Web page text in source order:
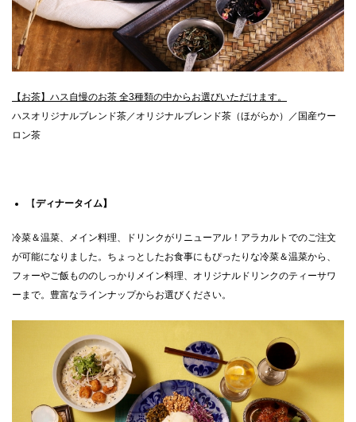
【お茶】ハス自慢のお茶 全3種類の中からお選びいただけます。
ハスオリジナルブレンド茶／オリジナルブレンド茶（ほがらか）／国産ウー
ロン茶
【ディナータイム】
冷菜＆温菜、メイン料理、ドリンクがリニューアル！アラカルトでのご注文
が可能になりました。ちょっとしたお食事にもぴったりな冷菜＆温菜から、
フォーやご飯もののしっかりメイン料理、オリジナルドリンクのティーサワ
ーまで。豊富なラインナップからお選びください。